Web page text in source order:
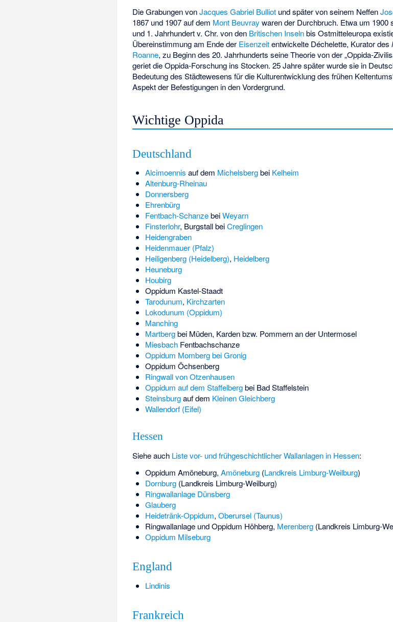
Die Grabungen vonJacques Gabriel Bulliot und später von seinem Neffen
1867 und 1907 auf dem Mont Beuvray waren der Durchbruch. Etwa um 1900
und 1. Jahrhundert v. Chr. von den Britischen Inselnbis Ostmitteleuropa
Übereinstimmung am Ende der Eisenzeitentwickelte Déchelette, Kurator des
Roanne, zu Beginn des 20. Jahrhunderts seine Theorie von der „Oppida-
geriet die Oppida-Forschung ins Stocken. 25 Jahre später wurde sie in
Bedeutung des Städtewesens für die Kulturentwicklung des frühen
Aspekt der Befestigungen in den Vordergrund.
Wichtige Oppida
Deutschland
Alcimoennis auf dem Michelsbergbei Kelheim
Altenburg-Rheinau
Donnersberg
Ehrenbürg
Fentbach-SchanzebeiWeyarn
Finsterlohr, Burgstall beiCreglingen
Heidengraben
Heidenmauer (Pfalz)
Heiligenberg (Heidelberg), Heidelberg
Heuneburg
Houbirg
Oppidum Kastel-Staadt
Tarodunum, Kirchzarten
Lokodunum (Oppidum)
Manching
Martbergbei Müden, Karden bzw. Pommern an der Untermosel
MiesbachFentbachschanze
Oppidum Momberg bei Gronig
Oppidum Öchsenberg
Ringwall von Otzenhausen
Oppidum auf dem Staffelbergbei Bad Staffelstein
Steinsburgauf dem Kleinen Gleichberg
Wallendorf (Eifel)
Hessen
Siehe auch Liste vor- und frühgeschichtlicher Wallanlagen in Hessen:
Oppidum Amöneburg, Amöneburg(Landkreis Limburg-Weilburg)
Dornburg(Landkreis Limburg-Weilburg)
Ringwallanlage Dünsberg
Glauberg
Heidetränk-Oppidum, Oberursel (Taunus)
Ringwallanlage und Oppidum Höhberg, Merenberg(Landkreis Limburg-
Oppidum Milseburg
England
Lindinis
Frankreich